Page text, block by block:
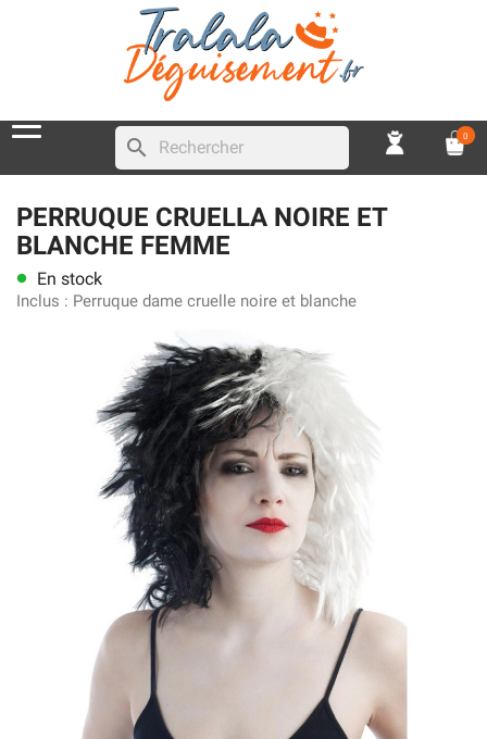
search 0
PERRUQUE CRUELLA NOIRE ET
BLANCHE FEMME
lens En stock
Inclus : Perruque dame cruelle noire et blanche